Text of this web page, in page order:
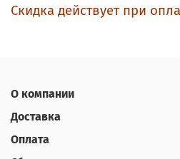
Скидка действует при
О компании
Доставка
Оплата